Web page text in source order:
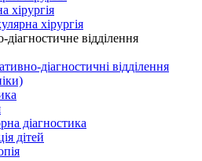
хірургія
хірургія
діагностичне відділення
діагностичні відділення
діагностика
дітей